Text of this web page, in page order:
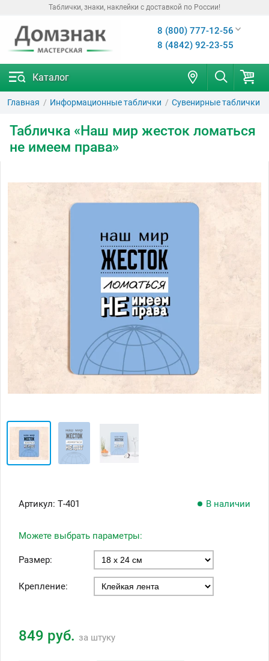
Таблички, знаки, наклейки с доставкой по России!
8 (800) 777-12-56
8 (4842) 92-23-55
Каталог
Главная Информационные таблички Сувенирные таблички
Табличка «Наш мир жесток ломаться
не имеем права»
Артикул: Т-401 В наличии
Можете выбрать параметры:
Размер:
Крепление:
849 руб. за штуку